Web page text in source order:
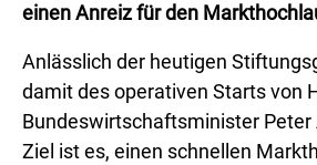
einen Anreiz für den
Anlässlich der heutigen
damit des operativen Starts von
Bundeswirtschaftsminister Peter
Ziel ist es, einen schnellen